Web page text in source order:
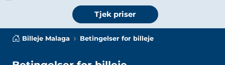
Tjek priser
Billeje Malaga Betingelser for billeje